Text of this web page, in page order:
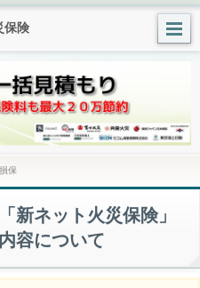
保険
保
新ネット火災保険」
容について